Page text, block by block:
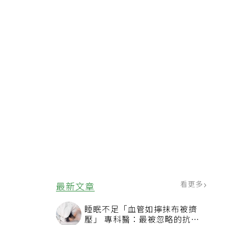
最新文章 看更多
睡眠不足「血管如擰抹布被擠